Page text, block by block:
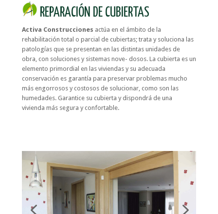
REPARACIÓN DE CUBIERTAS
Activa Construcciones actúa en el ámbito de la
rehabilitación total o parcial de cubiertas; trata y soluciona las
patologías que se presentan en las distintas unidades de
obra, con soluciones y sistemas nove- dosos. La cubierta es un
elemento primordial en las viviendas y su adecuada
conservación es garantía para preservar problemas mucho
más engorrosos y costosos de solucionar, como son las
humedades. Garantice su cubierta y dispondrá de una
vivienda más segura y confortable.